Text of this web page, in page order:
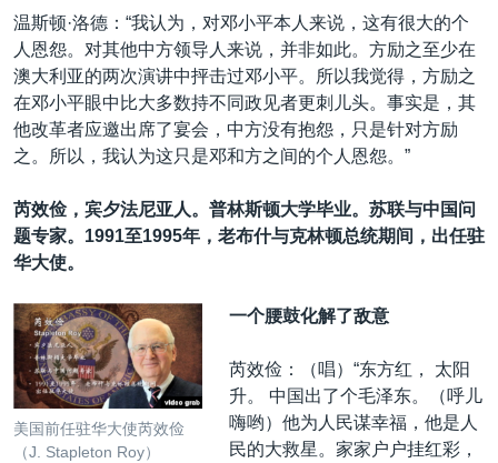
温斯顿·洛德：“我认为，对邓小平本人来说，这有很大的个
人恩怨。对其他中方领导人来说，并非如此。方励之至少在
澳大利亚的两次演讲中抨击过邓小平。所以我觉得，方励之
在邓小平眼中比大多数持不同政见者更刺儿头。事实是，其
他改革者应邀出席了宴会，中方没有抱怨，只是针对方励
之。所以，我认为这只是邓和方之间的个人恩怨。”
芮效俭，宾夕法尼亚人。普林斯顿大学毕业。苏联与中国问
题专家。1991至1995年，老布什与克林顿总统期间，出任驻
华大使。
美国前任驻华大使芮效俭
（J. Stapleton Roy）
一个腰鼓化解了敌意
芮效俭：（唱）“东方红， 太阳
升。 中国出了个毛泽东。（呼儿
嗨哟）他为人民谋幸福，他是人
民的大救星。家家户户挂红彩，